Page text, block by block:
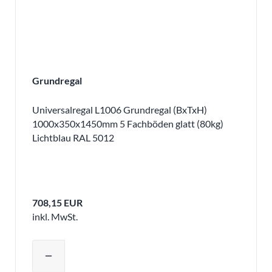
Grundregal
Universalregal L1006 Grundregal (BxTxH)
1000x350x1450mm 5 Fachböden glatt (80kg)
Lichtblau RAL 5012
708,15 EUR
inkl. MwSt.
remove